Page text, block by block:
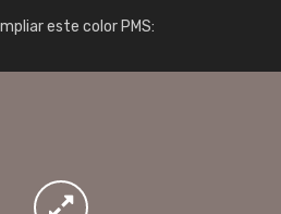
este color PMS: